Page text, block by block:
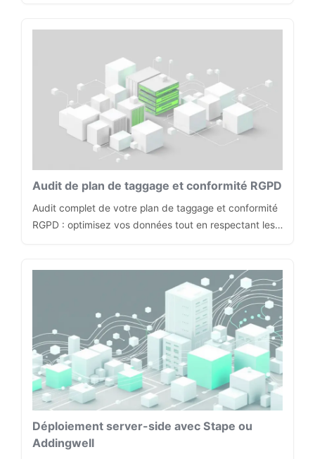
Audit de plan de taggage et conformité RGPD
Audit complet de votre plan de taggage et conformité
RGPD : optimisez vos données tout en respectant les…
Déploiement server-side avec Stape ou
Addingwell